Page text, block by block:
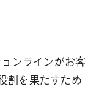
ンラインがお客
割を果たすため